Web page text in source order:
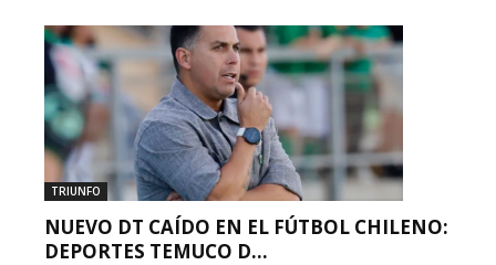
TRIUNFO
NUEVO DT CAÍDO EN EL FÚTBOL CHILENO:
DEPORTES TEMUCO D...